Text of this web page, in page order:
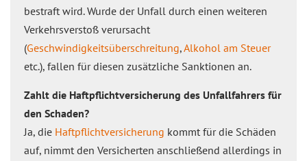
bestraft wird. Wurde der Unfall durch einen weiteren
Verkehrsverstoß verursacht
(Geschwindigkeitsüberschreitung,Alkohol am Steuer
etc.), fallen für diesen zusätzliche Sanktionen an.
Zahlt die Haftpflichtversicherung des Unfallfahrers für
den Schaden?
Ja, die Haftpflichtversicherung kommt für die Schäden
auf, nimmt den Versicherten anschließend allerdings in